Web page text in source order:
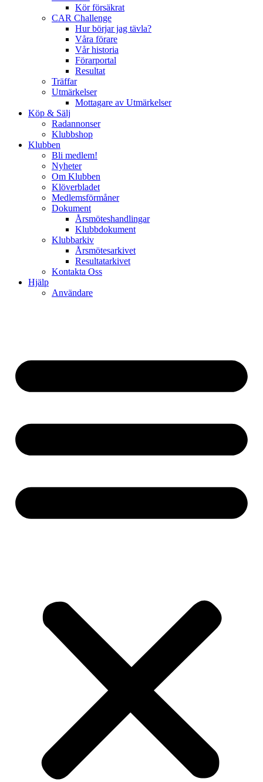
Kör försäkrat
CAR Challenge
Hur börjar jag tävla?
Våra förare
Vår historia
Förarportal
Resultat
Träffar
Utmärkelser
Mottagare av Utmärkelser
Köp & Sälj
Radannonser
Klubbshop
Klubben
Bli medlem!
Nyheter
Om Klubben
Klöverbladet
Medlemsförmåner
Dokument
Årsmöteshandlingar
Klubbdokument
Klubbarkiv
Årsmötesarkivet
Resultatarkivet
Kontakta Oss
Hjälp
Användare